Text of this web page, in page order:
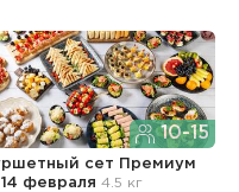
10-15
сет Премиум
14 февраля 4.5 кг